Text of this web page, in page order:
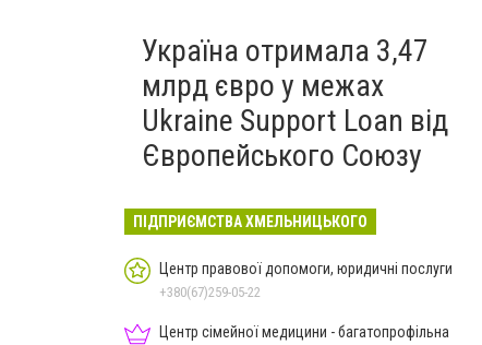
Україна отримала 3,47
млрд євро у межах
Ukraine Support Loan від
Європейського Союзу
ПІДПРИЄМСТВА ХМЕЛЬНИЦЬКОГО
Центр правової допомоги, юридичні послуги
+380(67)259-05-22
Центр сімейної медицини - багатопрофільна